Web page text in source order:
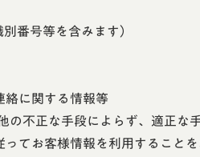
番号等を含みます）
に関する情報等
不正な手段によらず、適正
てお客様情報を利用すること